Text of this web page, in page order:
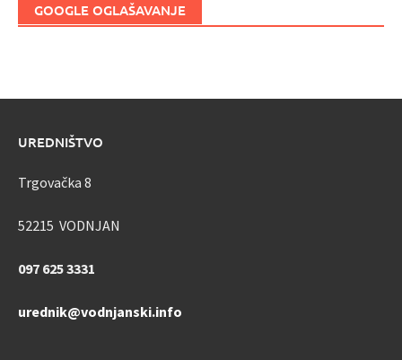
GOOGLE OGLAŠAVANJE
UREDNIŠTVO
Trgovačka 8
52215 VODNJAN
097 625 3331
urednik@vodnjanski.info